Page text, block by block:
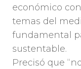
económico
temas del
fundamental
sustentable.
Precisó que